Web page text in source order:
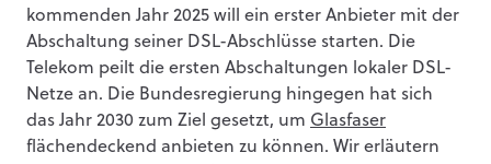
kommenden Jahr 2025 will ein erster Anbieter mit der
Abschaltung seiner DSL-Abschlüsse starten. Die
Telekom peilt die ersten Abschaltungen lokaler DSL-
Netze an. Die Bundesregierung hingegen hat sich
das Jahr 2030 zum Ziel gesetzt, um Glasfaser
flächendeckend anbieten zu können. Wir erläutern